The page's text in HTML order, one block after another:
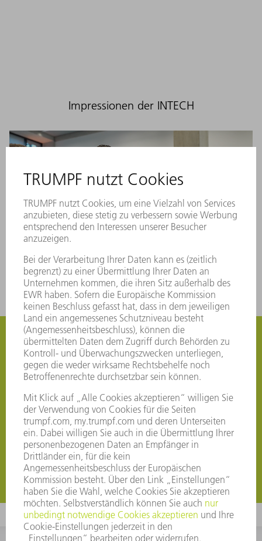
Impressionen der INTECH
TRUMPF News per E-Mail abonnieren
Mit unserem TRUMPF Corporate Newsletter bleiben
Sie auch nach den Messen auf dem aktuellen Stand.
Einmal im Monat erhalten Sie von uns spannende
Neuigkeiten zu Messen und Veranstaltungen, zum
Produktprogramm und zu besonderen Angeboten für
Ihre Region. Sichern Sie sich den Wissensvorsprung!
Jetzt registrierenJetzt registrieren